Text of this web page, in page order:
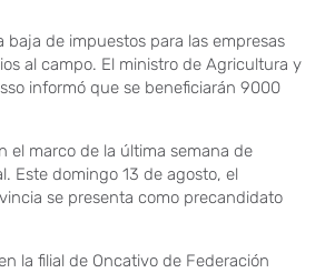
baja de impuestos para las empresas
al campo. El ministro de Agricultura y
informó que se beneficiarán 9000
el marco de la última semana de
Este domingo 13 de agosto, el
se presenta como precandidato
la filial de Oncativo de Federación